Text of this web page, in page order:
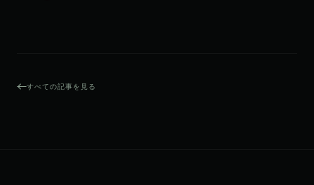
すべての記事を見る